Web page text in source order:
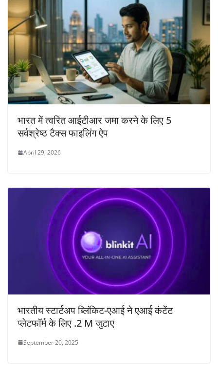
भारत में त्वरित आईटीआर जमा करने के लिए 5
सर्वश्रेष्ठ टैक्स फाइलिंग ऐप
April 29, 2026
भारतीय स्टार्टअप ब्लिंकिट-एआई ने एआई कंटेंट
प्लेटफॉर्म के लिए .2 M जुटाए
September 20, 2025